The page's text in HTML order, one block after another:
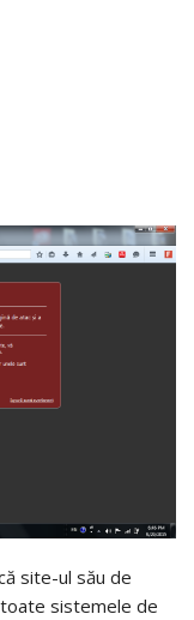
site-ul său de
sistemele de